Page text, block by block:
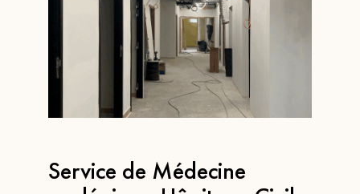
Service de Médecine